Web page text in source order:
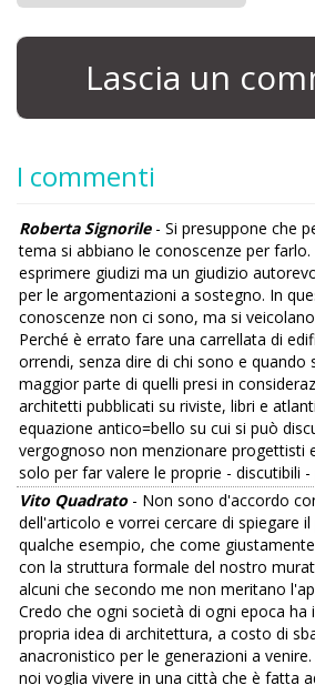
Lascia un
I commenti
Roberta Signorile- Si presuppone che
tema si abbiano le conoscenze per
esprimere giudizi ma un giudizio
per le argomentazioni a sostegno. In
conoscenze non ci sono, ma si
Perché è errato fare una carrellata di
orrendi, senza dire di chi sono e quando
maggior parte di quelli presi in
architetti pubblicati su riviste, libri e
equazione antico=bello su cui si può
vergognoso non menzionare progettisti
solo per far valere le proprie - discutibili -
Vito Quadrato- Non sono d'accordo
dell'articolo e vorrei cercare di spiegare il
qualche esempio, che come
con la struttura formale del nostro
alcuni che secondo me non meritano
Credo che ogni società di ogni epoca ha
propria idea di architettura, a costo di
anacronistico per le generazioni a
noi voglia vivere in una città che è fatta